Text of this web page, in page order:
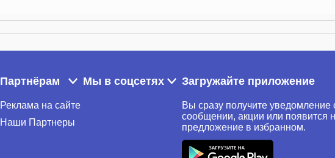
Партнёрам
Реклама на сайте
Наши Партнеры
Мы в соцсетях Загружайте приложение
Вы сразу получите уведомление
сообщении, акции или появится
предложение в избранном.